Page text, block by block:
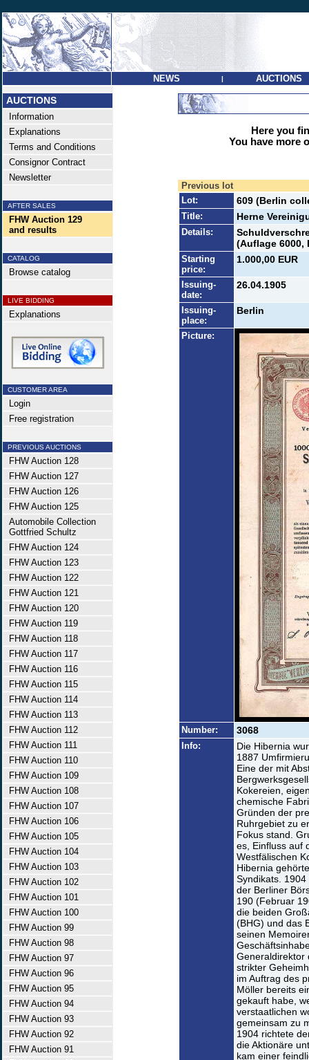
NEWS | AUCTIONS
AUCTIONS
Information
Explanations
Terms and Conditions
Consignor Contract
Newsletter
AFTER SALES
FHW Auction 129
and results
CATALOG
Browse catalog
LIVE BIDDING
Explanations
CUSTOMER AREA
Login
Free registration
PREVIOUS AUCTIONS
FHW Auction 128
FHW Auction 127
FHW Auction 126
FHW Auction 125
Automobile Collection
Gottfried Schultz
FHW Auction 124
FHW Auction 123
FHW Auction 122
FHW Auction 121
FHW Auction 120
FHW Auction 119
FHW Auction 118
FHW Auction 117
FHW Auction 116
FHW Auction 115
FHW Auction 114
FHW Auction 113
FHW Auction 112
FHW Auction 111
FHW Auction 110
FHW Auction 109
FHW Auction 108
FHW Auction 107
FHW Auction 106
FHW Auction 105
FHW Auction 104
FHW Auction 103
FHW Auction 102
FHW Auction 101
FHW Auction 100
FHW Auction 99
FHW Auction 98
FHW Auction 97
FHW Auction 96
FHW Auction 95
FHW Auction 94
FHW Auction 93
FHW Auction 92
FHW Auction 91
Here you
You have more
Previous lot
Lot:
609 (Berlin
Title: Herne
Details:
(Auflage 6000,
Starting
price:
1.000,00 EUR
Issuing-
date:
26.04.1905
Issuing-
place:
Berlin
Picture:
Number: 3068
Info:
Die Hibernia
1887
Eine der mit
Kokereien,
chemische
Gründen der
Ruhrgebiet zu
Fokus stand.
es, Einfluss auf
Westfälischen
Hibernia
Syndikats.
der Berliner
190 (Februar
die beiden
(BHG) und das
seinen
Generaldirektor
strikter
im Auftrag des
Möller bereits
gekauft habe,
verstaatlichen
gemeinsam zu
1904 richtete
die Aktionäre
kam einer